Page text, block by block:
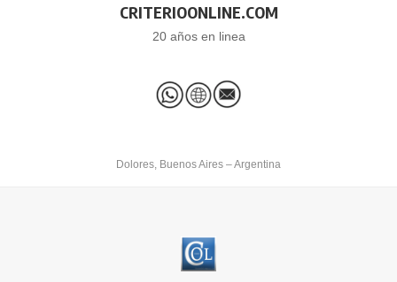
CRITERIOONLINE.COM
20 años en linea
Dolores, Buenos Aires – Argentina